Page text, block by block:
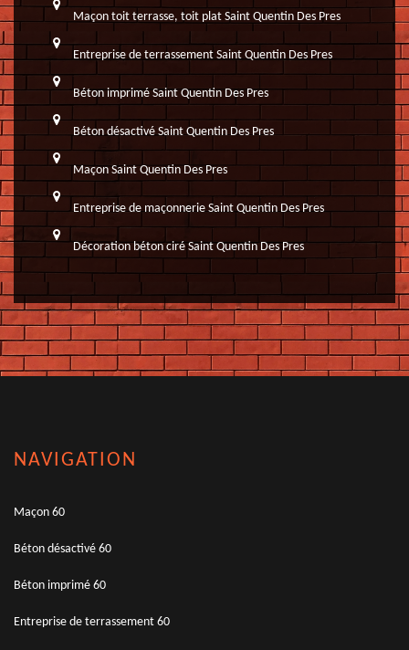
Maçon toit terrasse, toit plat Saint Quentin Des Pres
Entreprise de terrassement Saint Quentin Des Pres
Béton imprimé Saint Quentin Des Pres
Béton désactivé Saint Quentin Des Pres
Maçon Saint Quentin Des Pres
Entreprise de maçonnerie Saint Quentin Des Pres
Décoration béton ciré Saint Quentin Des Pres
NAVIGATION
Maçon 60
Béton désactivé 60
Béton imprimé 60
Entreprise de terrassement 60